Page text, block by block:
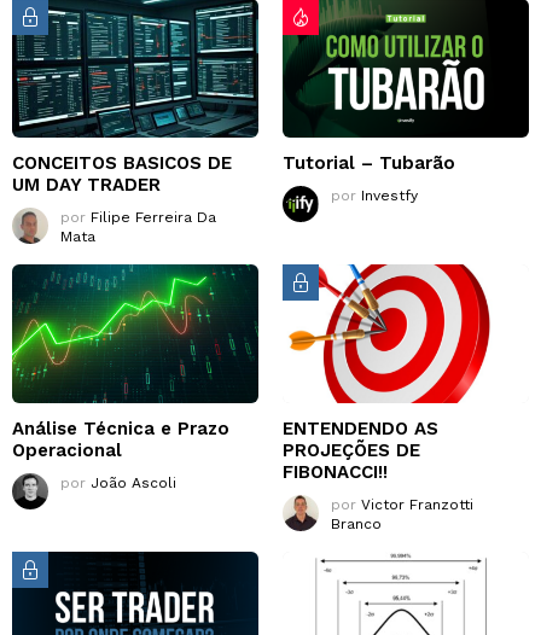
CONCEITOS BASICOS DE
UM DAY TRADER
por Filipe Ferreira Da
Mata
Tutorial – Tubarão
por Investfy
Análise Técnica e Prazo
Operacional
por João Ascoli
ENTENDENDO AS
PROJEÇÕES DE
FIBONACCI!!
por Victor Franzotti
Branco